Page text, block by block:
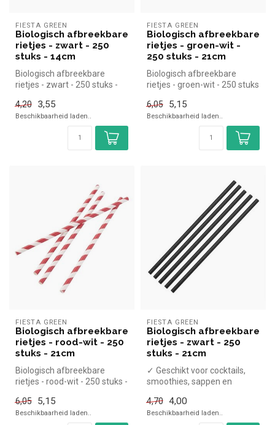
FIESTA GREEN
Biologisch afbreekbare
rietjes - zwart - 250
stuks - 14cm
Biologisch afbreekbare
rietjes - zwart - 250 stuks -
en...
4,20 3,55
Beschikbaarheid laden..
FIESTA GREEN
Biologisch afbreekbare
rietjes - groen-wit -
250 stuks - 21cm
Biologisch afbreekbare
rietjes - groen-wit - 250 stuks
6,05
5,15
Beschikbaarheid laden..
FIESTA GREEN
Biologisch afbreekbare
rietjes - rood-wit - 250
stuks - 21cm
Biologisch afbreekbare
rietjes - rood-wit - 250 stuks -
6,05
5,15
Beschikbaarheid laden..
FIESTA GREEN
Biologisch afbreekbare
rietjes - zwart - 250
stuks - 21cm
✓ Geschikt voor cocktails,
smoothies, sappen en
✓ Milieuvriendelijk
...
4,70 4,00
Beschikbaarheid laden..